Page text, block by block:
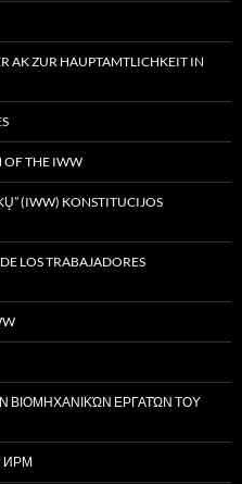
AK ZUR HAUPTAMTLICHKEIT IN
OF THE IWW
(IWW) KONSTITUCIJOS
LOS TRABAJADORES
ΒΙΟΜΗΧΑΝΙΚΏΝ ΕΡΓΑΤΏΝ ΤΟΥ
ИРМ